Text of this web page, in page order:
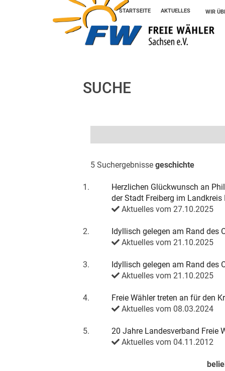
STARTSEITE AKTUELLES WIR
SUCHE
5 Suchergebnisse geschichte
1.
Herzlichen Glückwunsch an
der Stadt Freiberg im
Aktuelles vom 27.10.2025
2.
Idyllisch gelegen am Rand des
Aktuelles vom 21.10.2025
3.
Idyllisch gelegen am Rand des
Aktuelles vom 21.10.2025
4.
Freie Wähler treten an für den
Aktuelles vom 08.03.2024
5.
20 Jahre Landesverband Freie
Aktuelles vom 04.11.2012